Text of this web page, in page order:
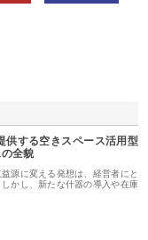
供する空きスペース活用型
全貌
源に変える発想は、経営者にと
かし、新たな什器の導入や在庫